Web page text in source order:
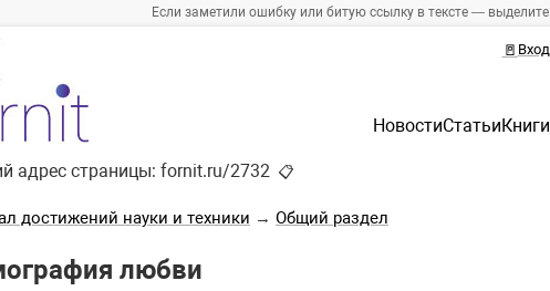
Если заметили ошибку или битую ссылку в тексте —
🚪 Вход
НовостиСтатьиКниги
адрес страницы: fornit.ru/2732 📋
достижений науки и техники → Общий раздел
любви